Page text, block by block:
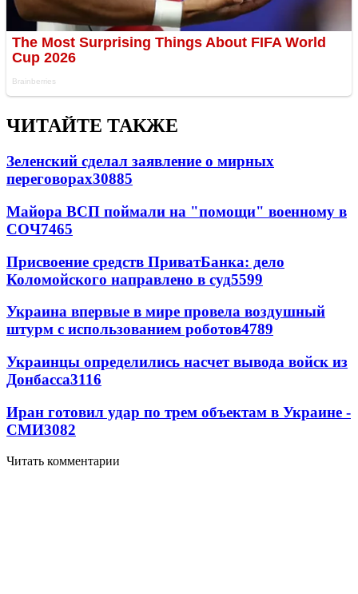
ЧИТАЙТЕ ТАКЖЕ
Зеленский сделал заявление о мирных
переговорах30885
Майора ВСП поймали на "помощи" военному в
СОЧ7465
Присвоение средств ПриватБанка: дело
Коломойского направлено в суд5599
Украина впервые в мире провела воздушный
штурм с использованием роботов4789
Украинцы определились насчет вывода войск из
Донбасса3116
Иран готовил удар по трем объектам в Украине -
СМИ3082
Читать комментарии